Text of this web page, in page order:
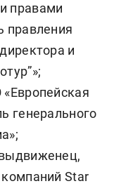
правами
правления
и
генерального
Star